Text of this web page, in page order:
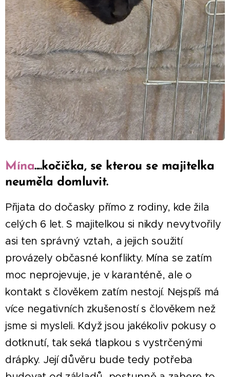
Mína....kočička, se kterou se majitelka
neuměla domluvit.
Přijata do dočasky přímo z rodiny, kde žila
celých 6 let. S majitelkou si nikdy nevytvořily
asi ten správný vztah, a jejich soužití
provázely občasné konflikty. Mína se zatím
moc neprojevuje, je v karanténě, ale o
kontakt s člověkem zatím nestojí. Nejspíš má
více negativních zkušeností s člověkem než
jsme si mysleli. Když jsou jakékoliv pokusy o
dotknutí, tak seká tlapkou s vystrčenými
drápky. Její důvěru bude tedy potřeba